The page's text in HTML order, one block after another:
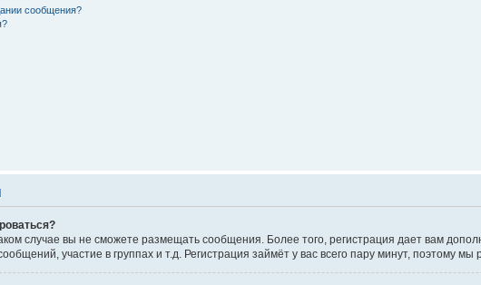
сообщения?
случае вы не сможете размещать сообщения. Более того, регистрация дает вам
участие в группах и т.д. Регистрация займёт у вас всего пару минут, поэтому мы